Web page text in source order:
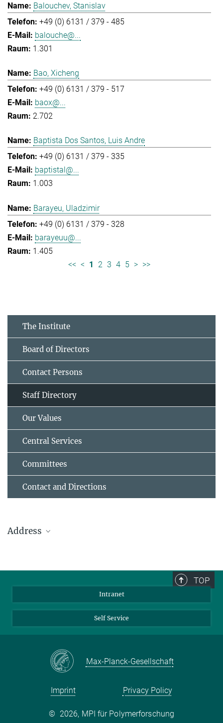
Balouchev, Stanislav
+49 (0) 6131 / 379 - 485
balouche@...
1.301
Bao, Xicheng
+49 (0) 6131 / 379 - 517
baox@...
2.702
Baptista Dos Santos, Luis Andre
+49 (0) 6131 / 379 - 335
baptistal@...
1.003
Barayeu, Uladzimir
+49 (0) 6131 / 379 - 328
barayeuu@...
1.405
<< < 1 2 3 4 5 > >>
The Institute
Board of Directors
Contact Persons
Staff Directory
Our Values
Central Services
Committees
Contact and Directions
Address
55128 Mainz
Phone: +49 6131 379-0
Fax: +49 6131 379-100
TOP
Intranet
Self Service
Max-Planck-Gesellschaft
Imprint Privacy Policy
© 2026, MPI für Polymerforschung